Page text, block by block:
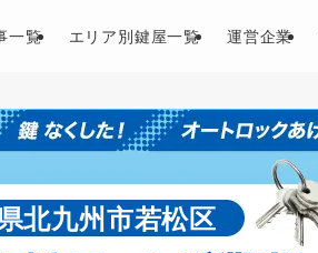
一覧 エリア別鍵屋一覧 運営企業
北九州市若松区